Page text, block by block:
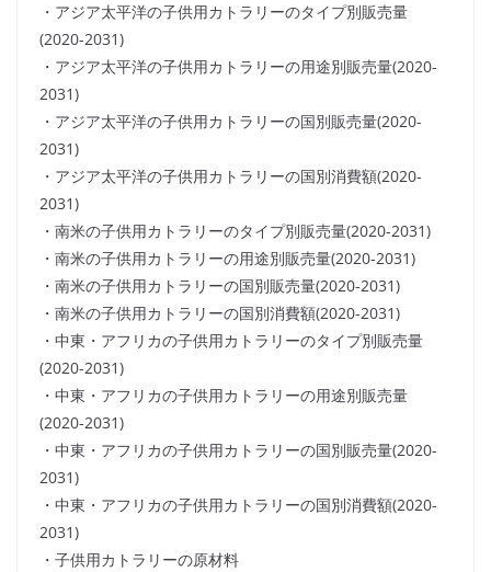
・アジア太平洋の子供用カトラリーのタイプ別販売量
(2020-2031)
・アジア太平洋の子供用カトラリーの用途別販売量(2020-
2031)
・アジア太平洋の子供用カトラリーの国別販売量(2020-
2031)
・アジア太平洋の子供用カトラリーの国別消費額(2020-
2031)
・南米の子供用カトラリーのタイプ別販売量(2020-2031)
・南米の子供用カトラリーの用途別販売量(2020-2031)
・南米の子供用カトラリーの国別販売量(2020-2031)
・南米の子供用カトラリーの国別消費額(2020-2031)
・中東・アフリカの子供用カトラリーのタイプ別販売量
(2020-2031)
・中東・アフリカの子供用カトラリーの用途別販売量
(2020-2031)
・中東・アフリカの子供用カトラリーの国別販売量(2020-
2031)
・中東・アフリカの子供用カトラリーの国別消費額(2020-
2031)
・子供用カトラリーの原材料